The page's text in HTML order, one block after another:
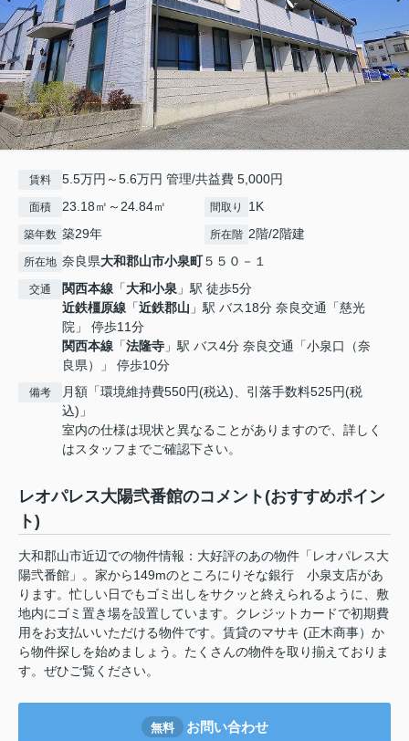
賃料 5.5万円～5.6万円 管理/共益費 5,000円
面積 23.18㎡～24.84㎡ 間取り 1K
築年数 築29年 所在階 2階/2階建
所在地 奈良県大和郡山市小泉町５５０－１
交通 関西本線 「大和小泉 」駅 徒歩5分
近鉄橿原線 「近鉄郡山 」駅 バス18分 奈良交通「慈光
院」 停歩11分
関西本線 「法隆寺 」駅 バス4分 奈良交通「小泉口（奈
良県）」 停歩10分
備考
月額「環境維持費550円(税込)、引落手数料525円(税
込)」
室内の仕様は現状と異なることがありますので、詳しく
はスタッフまでご確認下さい。
レオパレス大陽弐番館のコメント(おすすめポイン
ト)
大和郡山市近辺での物件情報：大好評のあの物件「レオパレス大
陽弐番館」。家から149mのところにりそな銀行 小泉支店があ
ります。忙しい日でもゴミ出しをサクッと終えられるように、敷
地内にゴミ置き場を設置しています。クレジットカードで初期費
用をお支払いいただける物件です。賃貸のマサキ (正木商事）か
ら物件探しを始めましょう。たくさんの物件を取り揃えておりま
す。ぜひご覧ください。
無料 お問い合わせ